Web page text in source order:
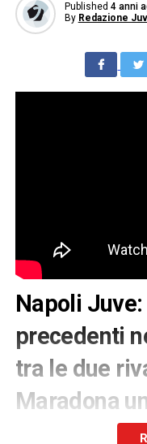
Published 4 anni
By Redazione
Napoli
precedenti
tra le due
Maradona